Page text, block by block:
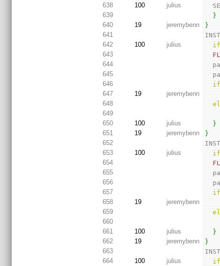
638
100 julius
639
}
640
19 jeremybenn
}
641
642
100 julius
643
644
645
646
647
19
jeremybenn
648
649
650
100 julius
}
651
19 jeremybenn
}
652
653
100 julius
654
655
656
657
658
19
jeremybenn
659
660
661
100 julius
}
662
19 jeremybenn
}
663
664
100 julius